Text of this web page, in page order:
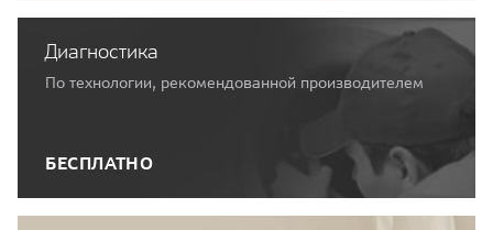
Диагностика
По технологии, рекомендованной производителем
БЕСПЛАТНО